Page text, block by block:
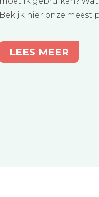
Bekijk hier onze meest
LEES MEER